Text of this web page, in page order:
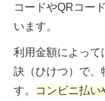
コードやQRコー
います。
利用金額によって
訣（ひけつ）で、
す。
コンビニ払い